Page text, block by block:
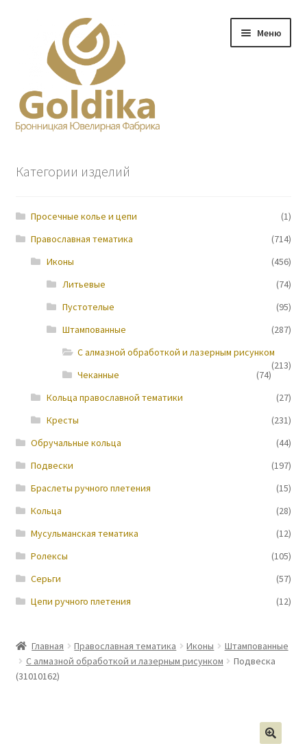
навигации
содержимому
Меню
Прайс-лист
Контакты
Новости
Категории изделий
Просечные колье и цепи
(1)
Православная тематика
(714)
Иконы
(456)
Литьевые
(74)
Пустотелые
(95)
Штампованные
(287)
С алмазной обработкой и лазерным рисунком
(213)
Чеканные
(74)
Кольца православной тематики
(27)
Кресты
(231)
Обручальные кольца
(44)
Подвески
(197)
Браслеты ручного плетения
(15)
Кольца
(28)
Мусульманская тематика
(12)
Ролексы
(105)
Серьги
(57)
Цепи ручного плетения
(12)
Главная Православная тематика Иконы
Штампованные
С алмазной обработкой и лазерным рисунком
Подвеска
(31010162)